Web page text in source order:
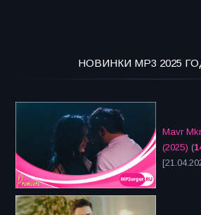
НОВИНКИ MP3 2025
Mavr
(2025) (